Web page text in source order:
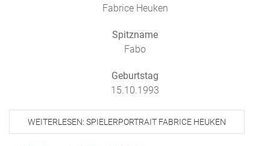
Fabrice Heuken
Spitzname
Fabo
Geburtstag
15.10.1993
WEITERLESEN: SPIELERPORTRAIT FABRICE HEUKEN